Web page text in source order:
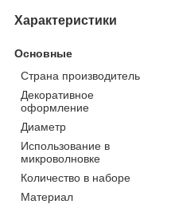
Характеристики
Основные
Страна производитель
Декоративное
оформление
Диаметр
Использование в
микроволновке
Количество в наборе
Материал